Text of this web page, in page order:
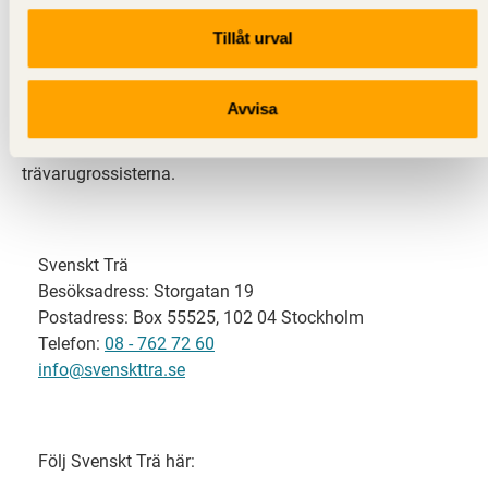
Tillåt urval
Avvisa
Svenskt Trä representerar svensk sågverksindustri
och är en del av branschorganisationen
svensk limträ-, KL-trä- och förpackningsindustri samt
trävarugrossisterna.
Svenskt Trä
Besöksadress: Storgatan 19
Postadress: Box 55525, 102 04 Stockholm
Telefon: 08 - 762 72 60
info@svenskttra.se
Följ Svenskt Trä här: